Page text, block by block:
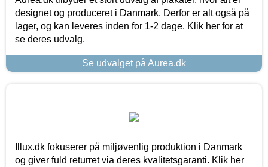
designet og produceret i Danmark. Derfor er alt også på
lager, og kan leveres inden for 1-2 dage. Klik her for at
se deres udvalg.
Se udvalget på Aurea.dk
Illux.dk fokuserer på miljøvenlig produktion i Danmark
og giver fuld returret via deres kvalitetsgaranti. Klik her